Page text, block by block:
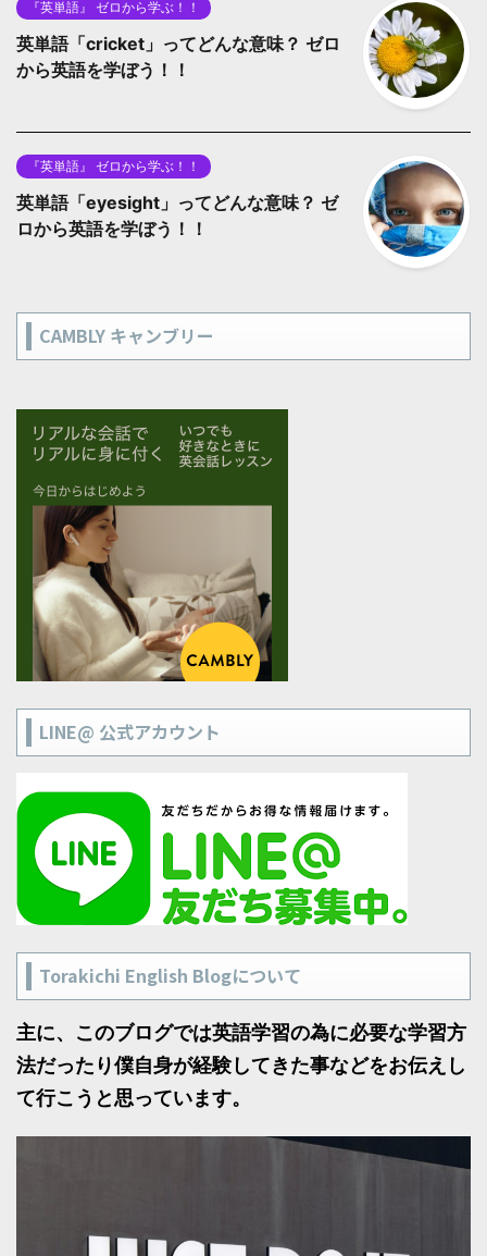
『英単語』 ゼロから学ぶ！！
英単語「cricket」ってどんな意味？ ゼロ
から英語を学ぼう！！
『英単語』 ゼロから学ぶ！！
英単語「eyesight」ってどんな意味？ ゼ
ロから英語を学ぼう！！
CAMBLY キャンブリー
LINE@ 公式アカウント
Torakichi English Blogについて
主に、このブログでは英語学習の為に必要な学習方
法だったり僕自身が経験してきた事などをお伝えし
て行こうと思っています。